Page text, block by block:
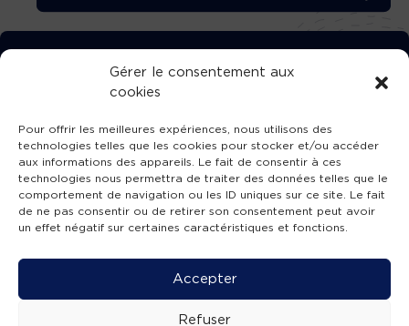
Gérer le consentement aux
cookies
Pour offrir les meilleures expériences, nous utilisons des
technologies telles que les cookies pour stocker et/ou accéder
aux informations des appareils. Le fait de consentir à ces
technologies nous permettra de traiter des données telles que le
comportement de navigation ou les ID uniques sur ce site. Le fait
de ne pas consentir ou de retirer son consentement peut avoir
un effet négatif sur certaines caractéristiques et fonctions.
Accepter
Refuser
TÉLÉCHARGEZ GRATUITEMENT
L’APPLICATION TVBA !
SUIVEZ-NOUS !
Mentions légales -Accessibilité